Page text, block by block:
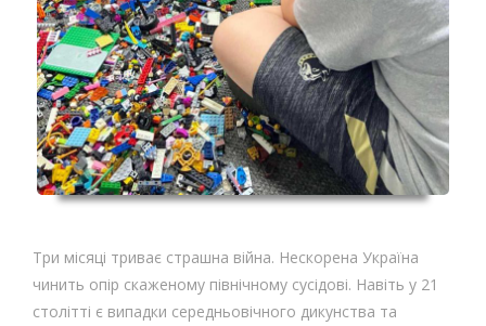
Три місяці триває страшна війна. Нескорена Україна
чинить опір скаженому північному сусідові. Навіть у 21
столітті є випадки середньовічного дикунства та